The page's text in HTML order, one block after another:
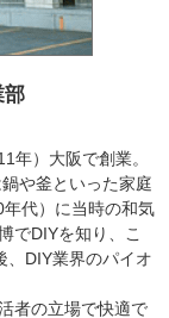
部
年）大阪で創業。
や釜といった家庭
代）に当時の和気
でDIYを知り、こ
、DIY業界のパイオ
者の立場で快適で